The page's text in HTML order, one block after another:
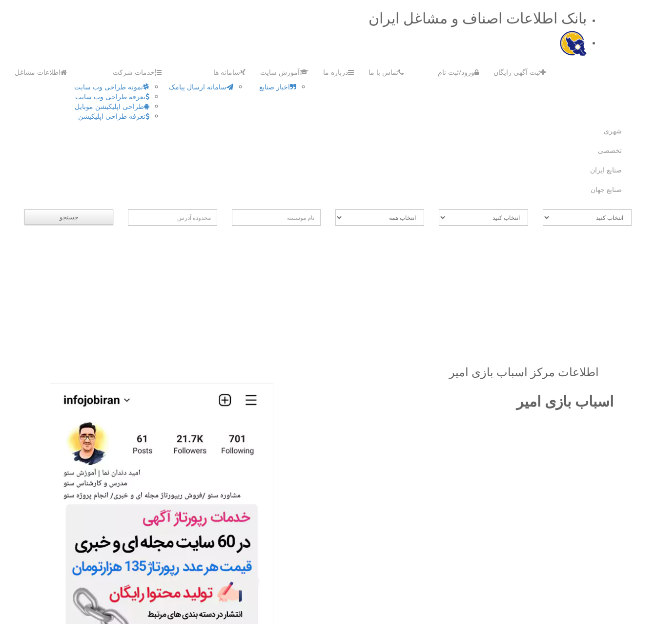
بانک اطلاعات اصناف و مشاغل ایران
اطلاعات مشاغل
خدمات شرکت
نمونه طراحی وب سایت
تعرفه طراحی وب سایت
طراحی اپلیکیشن موبایل
تعرفه طراحی اپلیکیشن
سامانه ها
سامانه ارسال پیامک
آموزش سایت
اخبار صنایع
درباره ما تماس با ما ورود/ثبت نام ثبت آگهی رایگان
شهری
تخصصی
صنایع ایران
صنایع جهان
جستجو
اطلاعات مرکز اسباب بازی امیر
اسباب بازی امیر